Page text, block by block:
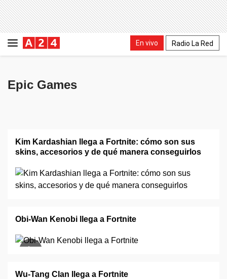
En vivo Radio La Red
Epic Games
Kim Kardashian llega a Fortnite: cómo son sus
skins, accesorios y de qué manera conseguirlos
Obi-Wan Kenobi llega a Fortnite
Wu-Tang Clan llega a Fortnite